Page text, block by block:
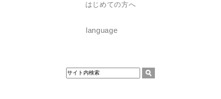
はじめての方へ
language